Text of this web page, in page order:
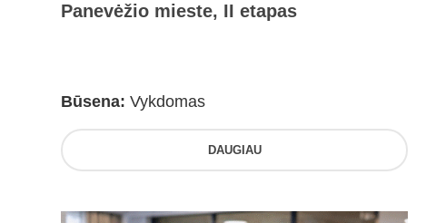
Panevėžio mieste, II etapas
Būsena: Vykdomas
DAUGIAU